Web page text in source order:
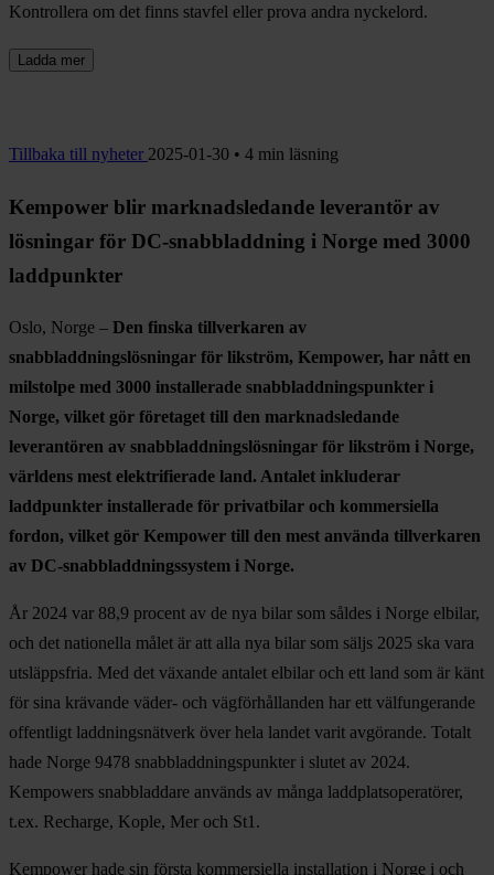
Kontrollera om det finns stavfel eller prova andra nyckelord.
Ladda mer
Tillbaka till nyheter 2025-01-30 • 4 min läsning
Kempower blir marknadsledande leverantör av
lösningar för DC-snabbladdning i Norge med 3000
laddpunkter
Oslo, Norge – Den finska tillverkaren av
snabbladdningslösningar för likström, Kempower, har nått en
milstolpe med 3000 installerade snabbladdningspunkter i
Norge, vilket gör företaget till den marknadsledande
leverantören av snabbladdningslösningar för likström i Norge,
världens mest elektrifierade land. Antalet inkluderar
laddpunkter installerade för privatbilar och kommersiella
fordon, vilket gör Kempower till den mest använda tillverkaren
av DC-snabbladdningssystem i Norge.
År 2024 var 88,9 procent av de nya bilar som såldes i Norge elbilar,
och det nationella målet är att alla nya bilar som säljs 2025 ska vara
utsläppsfria. Med det växande antalet elbilar och ett land som är känt
för sina krävande väder- och vägförhållanden har ett välfungerande
offentligt laddningsnätverk över hela landet varit avgörande. Totalt
hade Norge 9478 snabbladdningspunkter i slutet av 2024.
Kempowers snabbladdare används av många laddplatsoperatörer,
t.ex. Recharge, Kople, Mer och St1.
Kempower hade sin första kommersiella installation i Norge i och